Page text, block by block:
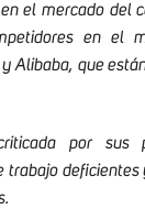
el mercado del
en el
Alibaba, que
por sus
trabajo deficientes